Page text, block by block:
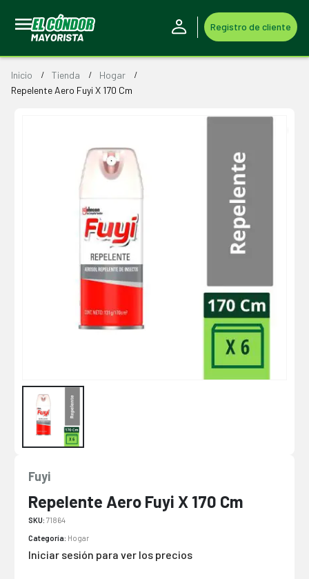
Registro de cliente
Inicio Tienda
Hogar
Repelente Aero Fuyi X 170 Cm
Fuyi
Repelente Aero Fuyi X 170 Cm
SKU: 71864
Categoría: Hogar
Iniciar sesión para ver los precios